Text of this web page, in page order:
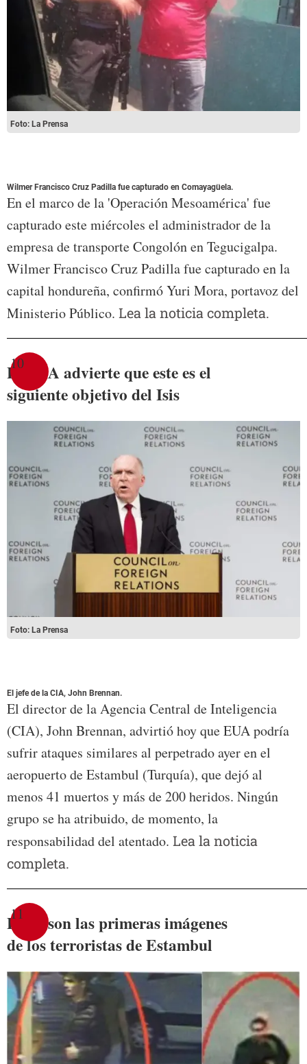
Foto: La Prensa
Wilmer Francisco Cruz Padilla fue capturado en Comayagüela.
En el marco de la 'Operación Mesoamérica' fue
capturado este miércoles el administrador de la
empresa de transporte Congolón en Tegucigalpa.
Wilmer Francisco Cruz Padilla fue capturado en la
capital hondureña, confirmó Yuri Mora, portavoz del
Ministerio Público. Lea la noticia completa.
10
La CIA advierte que este es el
siguiente objetivo del Isis
Foto: La Prensa
El jefe de la CIA, John Brennan.
El director de la Agencia Central de Inteligencia
(CIA), John Brennan, advirtió hoy que EUA podría
sufrir ataques similares al perpetrado ayer en el
aeropuerto de Estambul (Turquía), que dejó al
menos 41 muertos y más de 200 heridos. Ningún
grupo se ha atribuido, de momento, la
responsabilidad del atentado. Lea la noticia
completa.
11
Estas son las primeras imágenes
de los terroristas de Estambul